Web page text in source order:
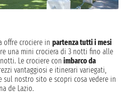
offre crociere in partenza tutti i mesi
una mini crociera di 3 notti fino alle
Le crociere con imbarco da
vantaggiosi e itinerari variegati,
nostro sito e scopri cosa vedere in
de Lazio.